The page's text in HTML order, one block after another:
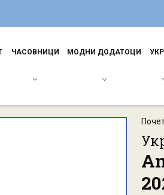
ЧАСОВНИЦИ МОДНИ ДОДАТОЦИ